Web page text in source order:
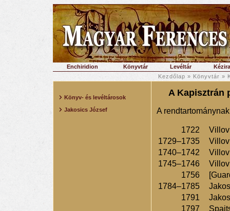
Enchiridion Könyvtár Levéltár
Kezdőlap » Könyvtár »
Könyv- és levéltárosok
Jakosics József
A Kapisztrán
A
1722
1729–1735
1740–1742
1745–1746
1756
1784–1785
1791
1797